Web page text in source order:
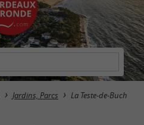
Jardins, Parcs La Teste-de-Buch